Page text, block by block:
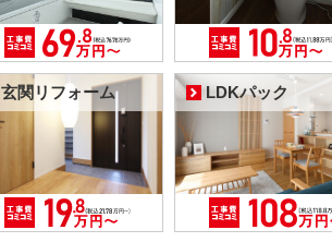
玄関リフォーム LDKパック